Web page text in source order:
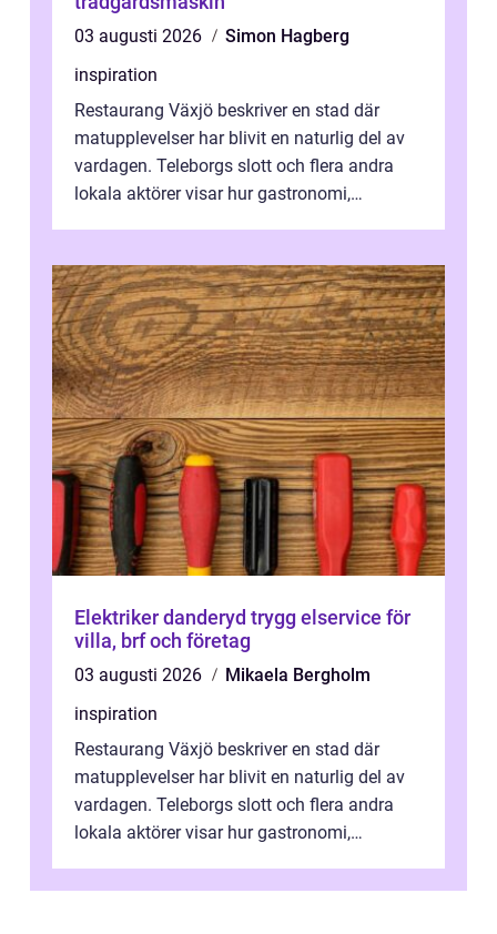
03 augusti 2026
Simon Hagberg
inspiration
Restaurang Växjö beskriver en stad där
matupplevelser har blivit en naturlig del av
vardagen. Teleborgs slott och flera andra
lokala aktörer visar hur gastronomi,
Elektriker danderyd trygg elservice för
villa, brf och företag
03 augusti 2026
Mikaela Bergholm
inspiration
Restaurang Växjö beskriver en stad där
matupplevelser har blivit en naturlig del av
vardagen. Teleborgs slott och flera andra
lokala aktörer visar hur gastronomi,